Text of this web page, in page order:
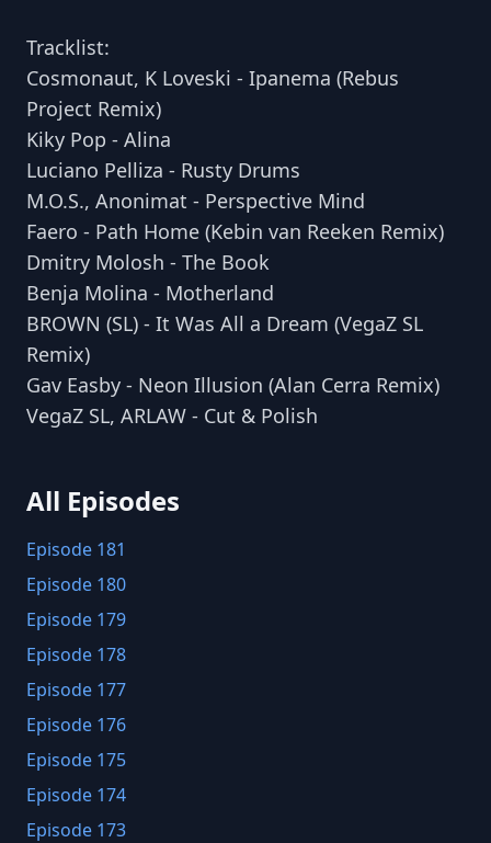
Tracklist:
Cosmonaut, K Loveski - Ipanema (Rebus
Project Remix)
Kiky Pop - Alina
Luciano Pelliza - Rusty Drums
M.O.S., Anonimat - Perspective Mind
Faero - Path Home (Kebin van Reeken Remix)
Dmitry Molosh - The Book
Benja Molina - Motherland
BROWN (SL) - It Was All a Dream (VegaZ SL
Remix)
Gav Easby - Neon Illusion (Alan Cerra Remix)
VegaZ SL, ARLAW - Cut & Polish
All Episodes
Episode 181
Episode 180
Episode 179
Episode 178
Episode 177
Episode 176
Episode 175
Episode 174
Episode 173